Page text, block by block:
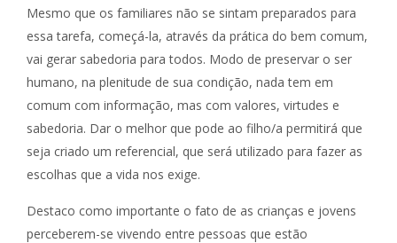
Mesmo que os familiares não se sintam preparados para
essa tarefa, começá-la, através da prática do bem comum,
vai gerar sabedoria para todos. Modo de preservar o ser
humano, na plenitude de sua condição, nada tem em
comum com informação, mas com valores, virtudes e
sabedoria. Dar o melhor que pode ao filho/a permitirá que
seja criado um referencial, que será utilizado para fazer as
escolhas que a vida nos exige.
Destaco como importante o fato de as crianças e jovens
perceberem-se vivendo entre pessoas que estão